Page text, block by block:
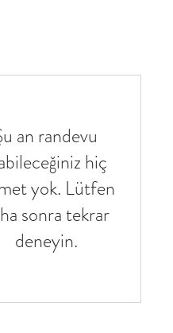
an randevu
hiç
yok. Lütfen
sonra tekrar
deneyin.